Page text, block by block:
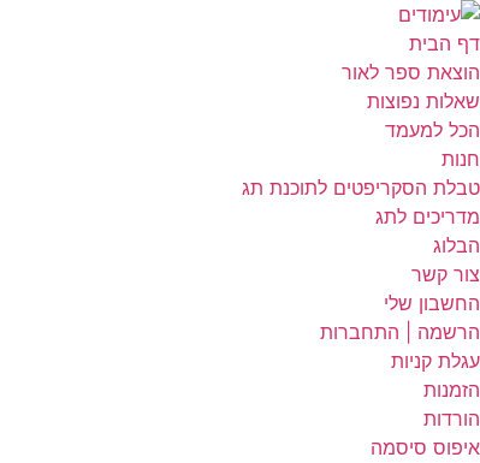
דף הבית
הוצאת ספר לאור
שאלות נפוצות
הכל למעמד
חנות
טבלת הסקריפטים לתוכנת תג
מדריכים לתג
הבלוג
צור קשר
החשבון שלי
הרשמה | התחברות
עגלת קניות
הזמנות
הורדות
איפוס סיסמה